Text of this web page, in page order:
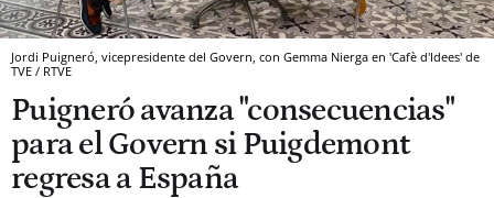
Jordi Puigneró, vicepresidente del Govern, con Gemma Nierga en 'Cafè d'Idees' de
TVE / RTVE
Puigneró avanza "consecuencias"
para el Govern si Puigdemont
regresa a España